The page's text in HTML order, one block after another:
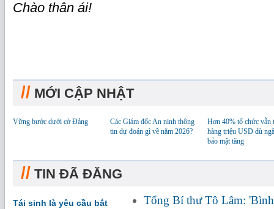
Chào thân ái!
// MỚI CẬP NHẬT
Vững bước dưới cờ Đảng
Các Giám đốc An ninh thông
tin dự đoán gì về năm 2026?
Hơn 40% tổ chức vẫn
hàng triệu USD dù
bảo mật tăng
// TIN ĐÃ ĐĂNG
Tái sinh là yêu cầu bắt
Tổng Bí thư Tô Lâm: